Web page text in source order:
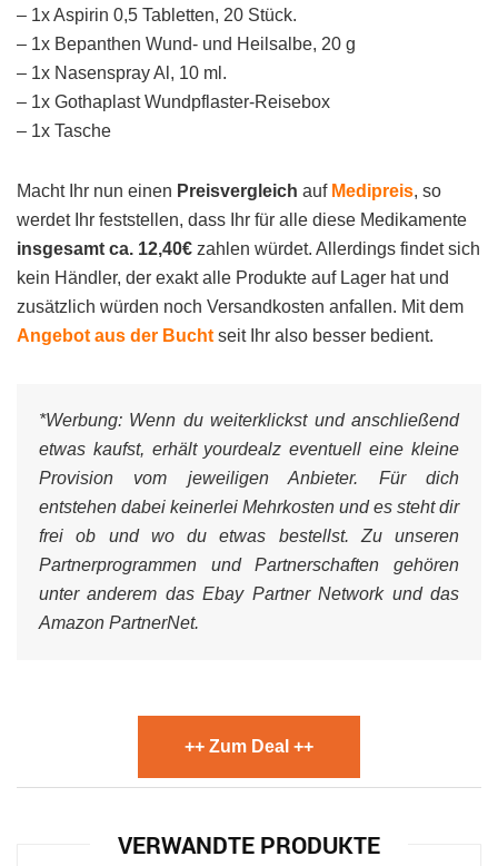
– 1x Aspirin 0,5 Tabletten, 20 Stück.
– 1x Bepanthen Wund- und Heilsalbe, 20 g
– 1x Nasenspray Al, 10 ml.
– 1x Gothaplast Wundpflaster-Reisebox
– 1x Tasche
Macht Ihr nun einen Preisvergleich auf Medipreis, so
werdet Ihr feststellen, dass Ihr für alle diese Medikamente
insgesamt ca. 12,40€ zahlen würdet. Allerdings findet sich
kein Händler, der exakt alle Produkte auf Lager hat und
zusätzlich würden noch Versandkosten anfallen. Mit dem
Angebot aus der Bucht seit Ihr also besser bedient.
*Werbung: Wenn du weiterklickst und anschließend
etwas kaufst, erhält yourdealz eventuell eine kleine
Provision vom jeweiligen Anbieter. Für dich
entstehen dabei keinerlei Mehrkosten und es steht dir
frei ob und wo du etwas bestellst. Zu unseren
Partnerprogrammen und Partnerschaften gehören
unter anderem das Ebay Partner Network und das
Amazon PartnerNet.
++ Zum Deal ++
VERWANDTE PRODUKTE